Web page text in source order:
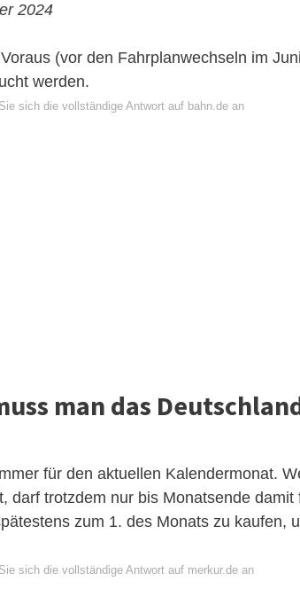
2024
(vor den Fahrplanwechseln im
werden.
sich die vollständige Antwort auf bahn.de an
man das
für den aktuellen Kalendermonat.
darf trotzdem nur bis Monatsende damit
zum 1. des Monats zu kaufen,
sich die vollständige Antwort auf merkur.de an